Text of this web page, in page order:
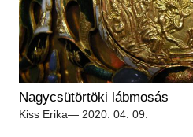
Nagycsütörtöki lábmosás
Kiss Erika— 2020. 04. 09.